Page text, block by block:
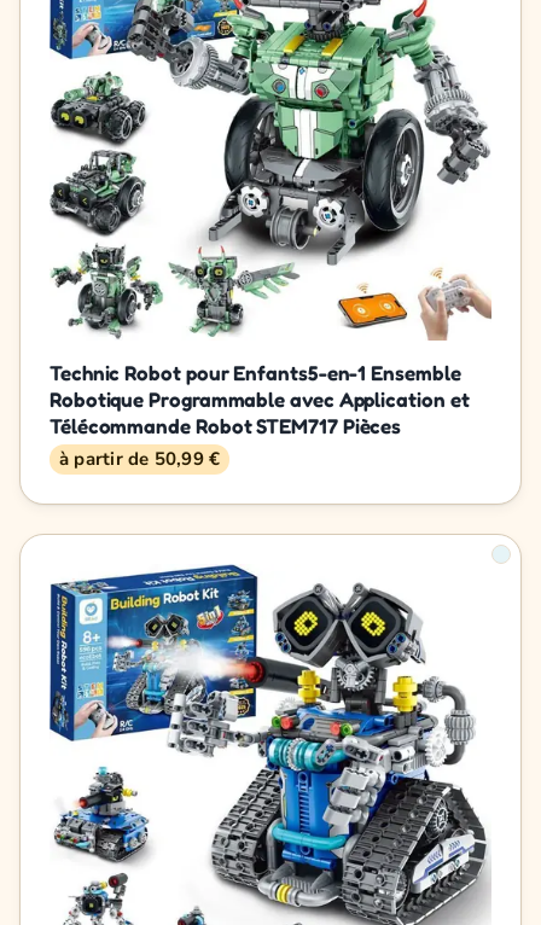
Technic Robot pour Enfants5-en-1 Ensemble
Robotique Programmable avec Application et
Télécommande Robot STEM717 Pièces
à partir de 50,99 €